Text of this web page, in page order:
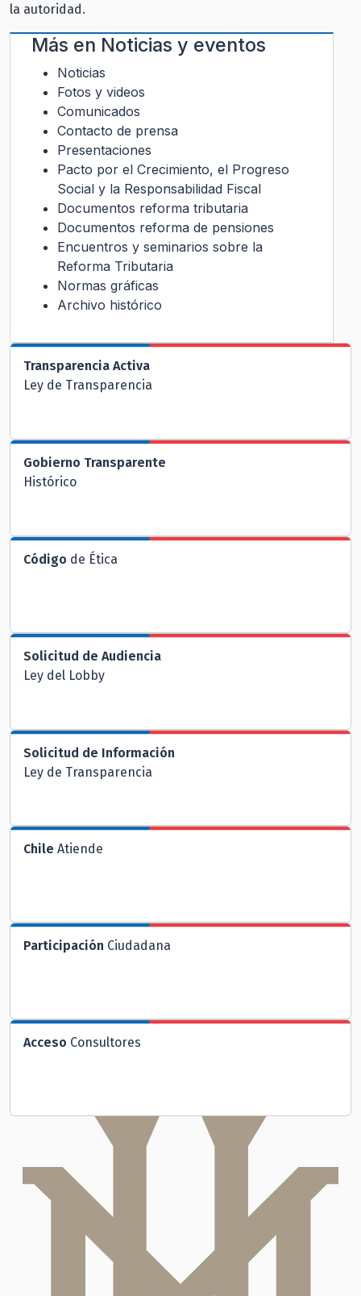
la autoridad.
Más en Noticias y eventos
Noticias
Fotos y videos
Comunicados
Contacto de prensa
Presentaciones
Pacto por el Crecimiento, el Progreso
Social y la Responsabilidad Fiscal
Documentos reforma tributaria
Documentos reforma de pensiones
Encuentros y seminarios sobre la
Reforma Tributaria
Normas gráficas
Archivo histórico
Transparencia Activa
Ley de Transparencia
Gobierno Transparente
Histórico
Código de Ética
Solicitud de Audiencia
Ley del Lobby
Solicitud de Información
Ley de Transparencia
Chile Atiende
Participación Ciudadana
Acceso Consultores